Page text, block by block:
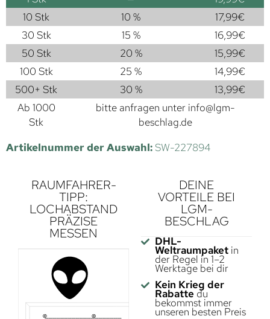
10 Stk
10 % 17,99€
30 Stk
15 % 16,99€
50 Stk
20 % 15,99€
100 Stk
25 % 14,99€
500+ Stk
30 % 13,99€
Ab 1000
Stk
bitte anfragen unter info@lgm-
beschlag.de
Artikelnummer der Auswahl:SW-227894
RAUMFAHRER-
TIPP:
LOCHABSTAND
PRÄZISE
MESSEN
DEINE
VORTEILE BEI
LGM-
BESCHLAG
DHL-
Weltraumpaketin
der Regel in 1–2
Werktage bei dir
Kein Krieg der
Rabattedu
bekommst immer
unseren besten Preis